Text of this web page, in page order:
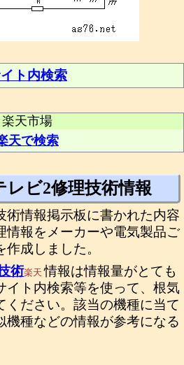
ト内検索
楽天市場
天で検索
ビ2修理技術情報
術情報掲示板に書かれた内容
情報をメーカーや電気製品ご
成しました。
術楽天情報は情報量がとても
イト内検索等を使って、根気
ください。該当の機種に当て
機種などの情報が参考になる